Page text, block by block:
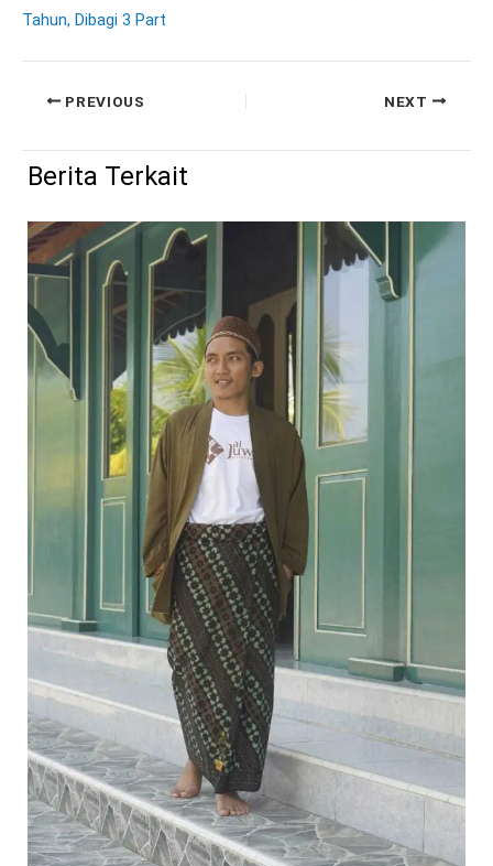
Tahun, Dibagi 3 Part
PREVIOUS NEXT
Berita Terkait